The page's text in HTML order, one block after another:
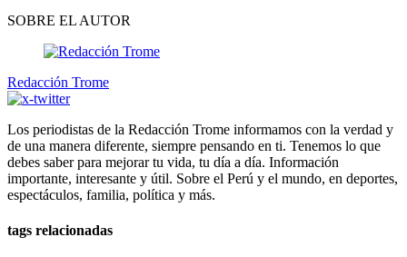
SOBRE EL AUTOR
Redacción Trome
Los periodistas de la Redacción Trome informamos con la verdad y
de una manera diferente, siempre pensando en ti. Tenemos lo que
debes saber para mejorar tu vida, tu día a día. Información
importante, interesante y útil. Sobre el Perú y el mundo, en deportes,
espectáculos, familia, política y más.
tags relacionadas